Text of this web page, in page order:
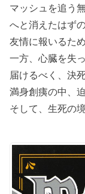
マッシュを追う
へと消えたはず
友情に報いるた
一方、心臓を失
届けるべく、決
満身創痍の中、
そして、生死の